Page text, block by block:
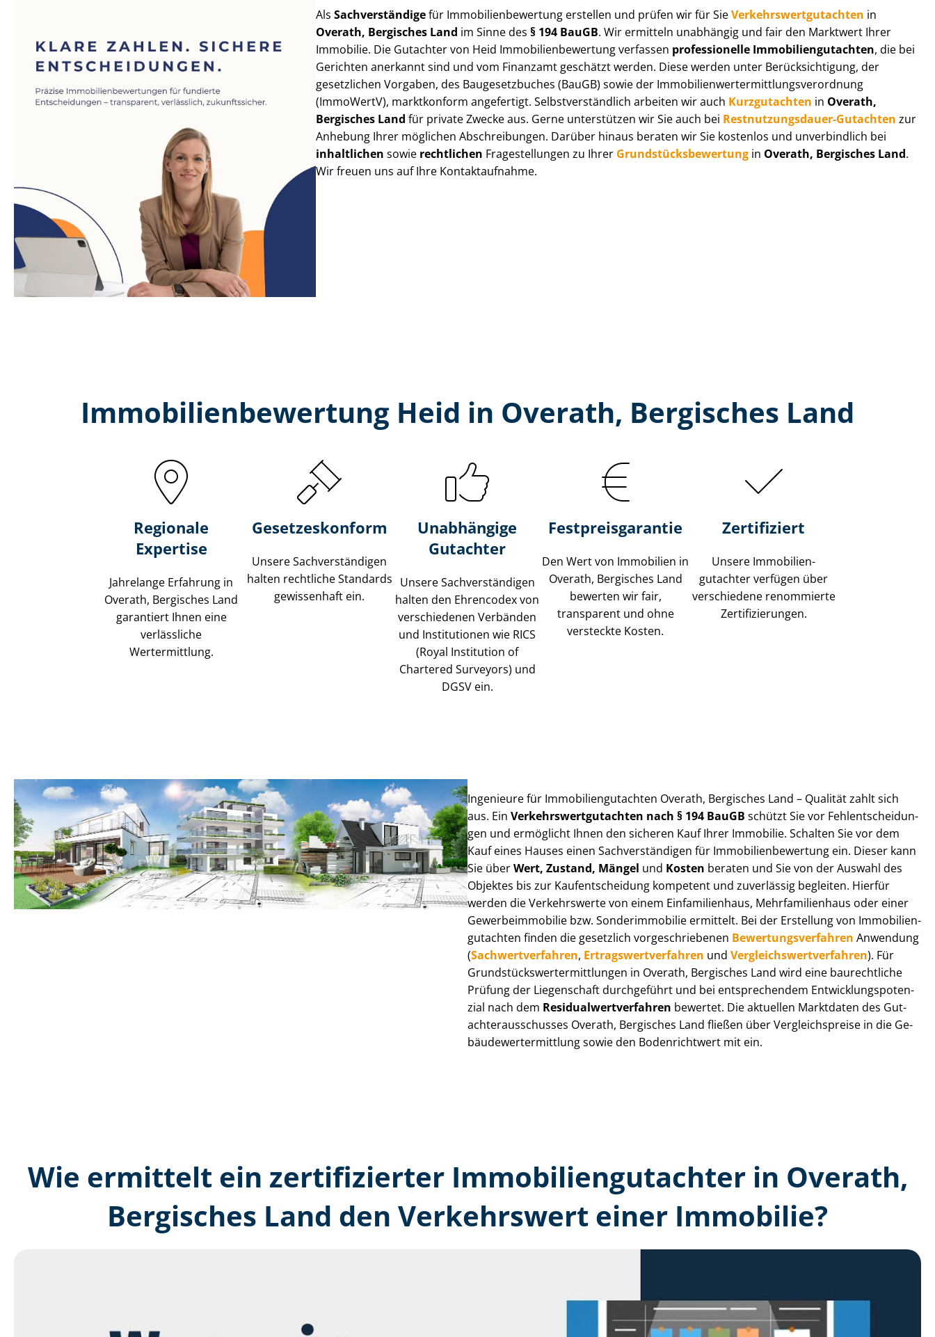
AlsSachverständigefür Im­mo­bi­li­en­be­wer­tung erstellen und prüfen wir für SieVer­kehrs­wert­gut­ach­ten in
Overath, Bergisches Land im Sinne des§ 194 BauGB. Wir ermitteln unabhängig und fair den Marktwert Ihrer
Immobilie. Die Gutachter von Heid Im­mo­bi­li­en­be­wer­tung verfassen professionelle Im­mo­bi­li­en­gut­ach­ten, die bei
Gerichten anerkannt sind und vom Finanzamt geschätzt werden. Diese werden unter Be­rück­sich­ti­gung, der
gesetzlichen Vorgaben, des Baugesetzbuches (BauGB) sowie der Im­mo­bi­li­en­wert­ermitt­lungs­ver­ord­nung
(ImmoWertV), marktkonform angefertigt. Selbst­ver­ständ­lich arbeiten wir auch Kurzgutachten in Overath,
Bergisches Land für private Zwecke aus. Gerne unterstützen wir Sie auch bei Rest­nut­zungs­dau­er-Gutachten zur
Anhebung Ihrer möglichen Abschreibungen. Darüber hinaus beraten wir Sie kostenlos und unverbindlich bei
inhaltlichen sowie rechtlichen Fragestellungen zu Ihrer Grund­stücks­be­wer­tung in Overath, Bergisches Land.
Wir freuen uns auf Ihre Kontaktaufnahme.
Immobilien­bewertung Heid in Overath, Bergisches Land
Regionale
Expertise
Jahrelange Erfahrung in
Overath, Bergisches Land
garantiert Ihnen eine
verlässliche
Wertermittlung.
Gesetzes­konform
Unsere Sach­ver­stän­di­gen
halten rechtliche Standards
gewissenhaft ein.
Unabhängige
Gutachter
Unsere Sach­ver­stän­di­gen
halten den Ehrencodex von
verschiedenen Verbänden
und Institutionen wie RICS
(Royal Institution of
Chartered Surveyors) und
DGSV ein.
Festpreis​garantie
Den Wert von Immobilien in
Overath, Bergisches Land
bewerten wir fair,
transparent und ohne
versteckte Kosten.
Zertifiziert
Unsere Immobilien­
gutachter verfügen über
verschiedene renommierte
Zer­ti­fi­zie­run­gen.
Ingenieure für Im­mo­bi­li­en­gut­ach­ten Overath, Bergisches Land – Qualität zahlt sich
aus. Ein Ver­kehrs­wert­gut­ach­ten nach § 194 BauGB schützt Sie vor Fehl­ent­schei­dun­
gen und ermöglicht Ihnen den sicheren Kauf Ihrer Immobilie. Schalten Sie vor dem
Kauf eines Hauses einen Sach­ver­stän­di­gen für Im­mo­bi­li­en­be­wer­tung ein. Dieser kann
Sie überWert, Zustand, Mängel und Kosten beraten und Sie von der Auswahl des
Objektes bis zur Kauf­ent­schei­dung kompetent und zuverlässig begleiten. Hierfür
werden die Verkehrswerte von einem Einfamilienhaus, Mehr­fa­mi­li­en­haus oder einer
Ge­wer­be­im­mo­bi­lie bzw. Sonderimmobilie ermittelt. Bei der Erstellung von Im­mo­bi­li­en­
gut­ach­ten finden die gesetzlich vor­ge­schrie­be­nen Be­wer­tungs­ver­fah­ren Anwendung
(Sach­wert­ver­fah­ren, Er­trags­wert­ver­fah­ren und Ver­gleichs­wert­ver­fah­ren). Für
Grund­stücks­wert­ermitt­lun­gen in Overath, Bergisches Land wird eine baurechtliche
Prüfung der Liegenschaft durchgeführt und bei entsprechendem Ent­wick­lungs­po­ten­
zi­al nach dem Re­si­du­al­wert­ver­fah­ren bewertet. Die aktuellen Marktdaten des Gut­
ach­ter­aus­schus­ses Overath, Bergisches Land fließen über Ver­gleichs­prei­se in die Ge­
bäu­de­wert­ermitt­lung sowie den Bodenrichtwert mit ein.
Wie ermittelt ein zertifizierter Immobilien­gutachter in Overath,
Bergisches Land den Verkehrswert einer Immobilie?